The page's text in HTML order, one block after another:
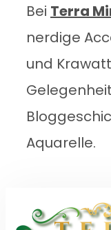
Bei Terra
nerdige
und
Aquarelle.